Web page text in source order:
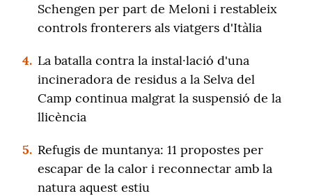
Schengen per part de Meloni i restableix
controls fronterers als viatgers d'Itàlia
4. La batalla contra la instal·lació d'una
incineradora de residus a la Selva del
Camp continua malgrat la suspensió de la
llicència
5. Refugis de muntanya: 11 propostes per
escapar de la calor i reconnectar amb la
natura aquest estiu